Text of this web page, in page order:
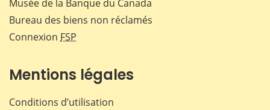
Musée de la Banque du Canada
Bureau des biens non réclamés
Connexion FSP
Mentions légales
Conditions d’utilisation